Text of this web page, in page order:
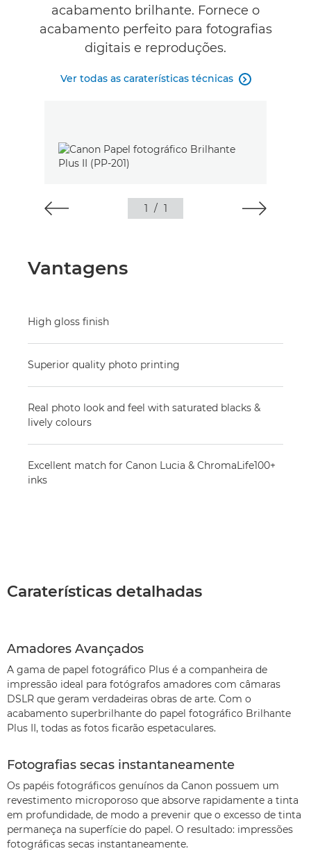
acabamento brilhante. Fornece o
acabamento perfeito para fotografias
digitais e reproduções.
Ver todas as caraterísticas técnicas 
1 / 1
Vantagens
High gloss finish
Superior quality photo printing
Real photo look and feel with saturated blacks &
lively colours
Excellent match for Canon Lucia & ChromaLife100+
inks
Caraterísticas detalhadas
Amadores Avançados
A gama de papel fotográfico Plus é a companheira de
impressão ideal para fotógrafos amadores com câmaras
DSLR que geram verdadeiras obras de arte. Com o
acabamento superbrilhante do papel fotográfico Brilhante
Plus II, todas as fotos ficarão espetaculares.
Fotografias secas instantaneamente
Os papéis fotográficos genuínos da Canon possuem um
revestimento microporoso que absorve rapidamente a tinta
em profundidade, de modo a prevenir que o excesso de tinta
permaneça na superfície do papel. O resultado: impressões
fotográficas secas instantaneamente.